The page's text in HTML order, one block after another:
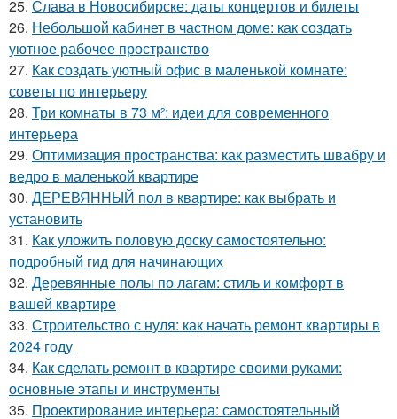
25. Слава в Новосибирске: даты концертов и билеты
26. Небольшой кабинет в частном доме: как создать
уютное рабочее пространство
27. Как создать уютный офис в маленькой комнате:
советы по интерьеру
28. Три комнаты в 73 м²: идеи для современного
интерьера
29. Оптимизация пространства: как разместить швабру и
ведро в маленькой квартире
30. ДЕРЕВЯННЫЙ пол в квартире: как выбрать и
установить
31. Как уложить половую доску самостоятельно:
подробный гид для начинающих
32. Деревянные полы по лагам: стиль и комфорт в
вашей квартире
33. Строительство с нуля: как начать ремонт квартиры в
2024 году
34. Как сделать ремонт в квартире своими руками:
основные этапы и инструменты
35. Проектирование интерьера: самостоятельный